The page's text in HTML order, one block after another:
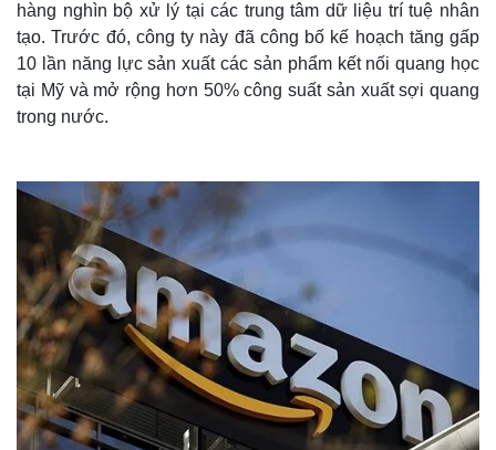
hàng nghìn bộ xử lý tại các trung tâm dữ liệu trí tuệ nhân
tạo. Trước đó, công ty này đã công bố kế hoạch tăng gấp
10 lần năng lực sản xuất các sản phẩm kết nối quang học
tại Mỹ và mở rộng hơn 50% công suất sản xuất sợi quang
trong nước.